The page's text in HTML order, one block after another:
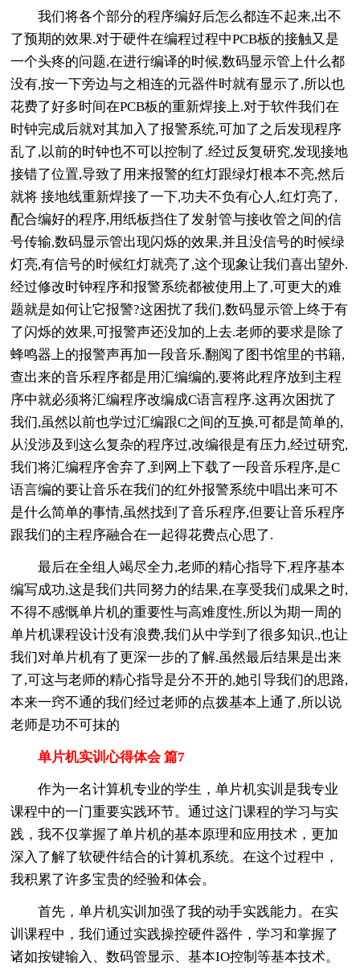
我们将各个部分的程序编好后怎么都连不起来,出不
了预期的效果.对于硬件在编程过程中PCB板的接触又是
一个头疼的问题,在进行编译的时候,数码显示管上什么都
没有,按一下旁边与之相连的元器件时就有显示了,所以也
花费了好多时间在PCB板的重新焊接上.对于软件我们在
时钟完成后就对其加入了报警系统,可加了之后发现程序
乱了,以前的时钟也不可以控制了.经过反复研究,发现接地
接错了位置,导致了用来报警的红灯跟绿灯根本不亮,然后
就将 接地线重新焊接了一下,功夫不负有心人,红灯亮了,
配合编好的程序,用纸板挡住了发射管与接收管之间的信
号传输,数码显示管出现闪烁的效果,并且没信号的时候绿
灯亮,有信号的时候红灯就亮了,这个现象让我们喜出望外.
经过修改时钟程序和报警系统都被使用上了,可更大的难
题就是如何让它报警?这困扰了我们,数码显示管上终于有
了闪烁的效果,可报警声还没加的上去.老师的要求是除了
蜂鸣器上的报警声再加一段音乐.翻阅了图书馆里的书籍,
查出来的音乐程序都是用汇编编的,要将此程序放到主程
序中就必须将汇编程序改编成C语言程序.这再次困扰了
我们,虽然以前也学过汇编跟C之间的互换,可都是简单的,
从没涉及到这么复杂的程序过,改编很是有压力,经过研究,
我们将汇编程序舍弃了,到网上下载了一段音乐程序,是C
语言编的要让音乐在我们的红外报警系统中唱出来可不
是什么简单的事情,虽然找到了音乐程序,但要让音乐程序
跟我们的主程序融合在一起得花费点心思了.
最后在全组人竭尽全力,老师的精心指导下,程序基本
编写成功,这是我们共同努力的结果,在享受我们成果之时,
不得不感慨单片机的重要性与高难度性,所以为期一周的
单片机课程设计没有浪费,我们从中学到了很多知识.,也让
我们对单片机有了更深一步的了解.虽然最后结果是出来
了,可这与老师的精心指导是分不开的,她引导我们的思路,
本来一窍不通的我们经过老师的点拨基本上通了,所以说
老师是功不可抹的
单片机实训心得体会 篇7
作为一名计算机专业的学生，单片机实训是我专业
课程中的一门重要实践环节。通过这门课程的学习与实
践，我不仅掌握了单片机的基本原理和应用技术，更加
深入了解了软硬件结合的计算机系统。在这个过程中，
我积累了许多宝贵的经验和体会。
首先，单片机实训加强了我的动手实践能力。在实
训课程中，我们通过实践操控硬件器件，学习和掌握了
诸如按键输入、数码管显示、基本IO控制等基本技术。